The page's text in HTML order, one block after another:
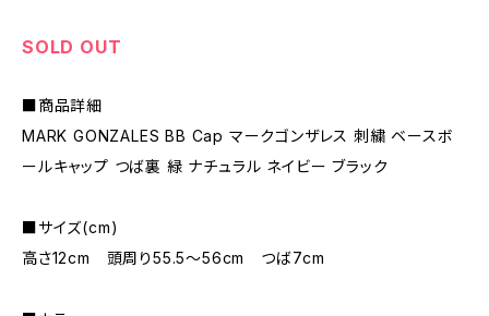
SOLD OUT
■商品詳細
MARK GONZALES BB Cap マークゴンザレス 刺繍 ベースボ
ールキャップ つば裏 緑 ナチュラル ネイビー ブラック
■サイズ(cm)
高さ12cm 頭周り55.5〜56cm つば7cm